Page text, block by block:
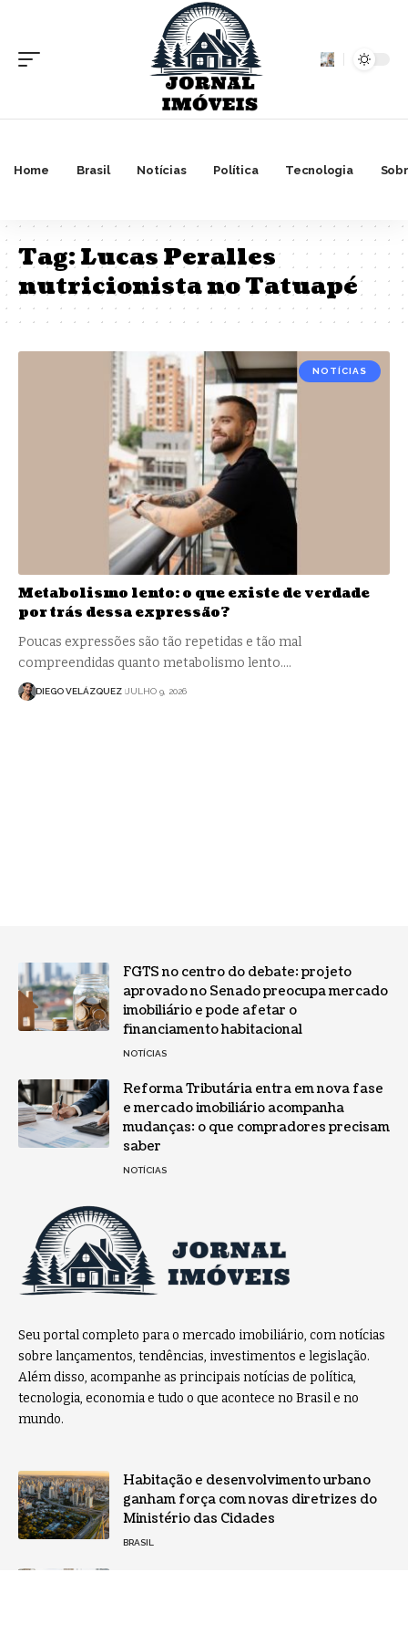
Home Brasil Notícias Política Tecnologia
Tag:Lucas Peralles
nutricionista no Tatuapé
NOTÍCIAS
Metabolismo lento: o que existe de verdade
por trás dessa expressão?
Poucas expressões são tão repetidas e tão mal
compreendidas quanto metabolismo lento.…
DIEGO VELÁZQUEZ JULHO 9, 2026
FGTS no centro do debate: projeto
aprovado no Senado preocupa mercado
imobiliário e pode afetar o
financiamento habitacional
NOTÍCIAS
Reforma Tributária entra em nova fase
e mercado imobiliário acompanha
mudanças: o que compradores precisam
saber
NOTÍCIAS
Seu portal completo para o mercado imobiliário, com notícias
sobre lançamentos, tendências, investimentos e legislação.
Além disso, acompanhe as principais notícias de política,
tecnologia, economia e tudo o que acontece no Brasil e no
mundo.
Habitação e desenvolvimento urbano
ganham força com novas diretrizes do
Ministério das Cidades
BRASIL